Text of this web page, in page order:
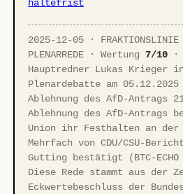
haltefrist
2025-12-05 · FRAKTIONSLINIE
PLENARREDE · Wertung 7/10 ·
Hauptredner Lukas Krieger
Plenardebatte am
Ablehnung des AfD-Antrags
Ablehnung des AfD-Antrags
Union ihr Festhalten an
Mehrfach von CDU/CSU-
Gutting bestätigt (BTC-
Diese Rede stammt aus der
Eckwertebeschluss der